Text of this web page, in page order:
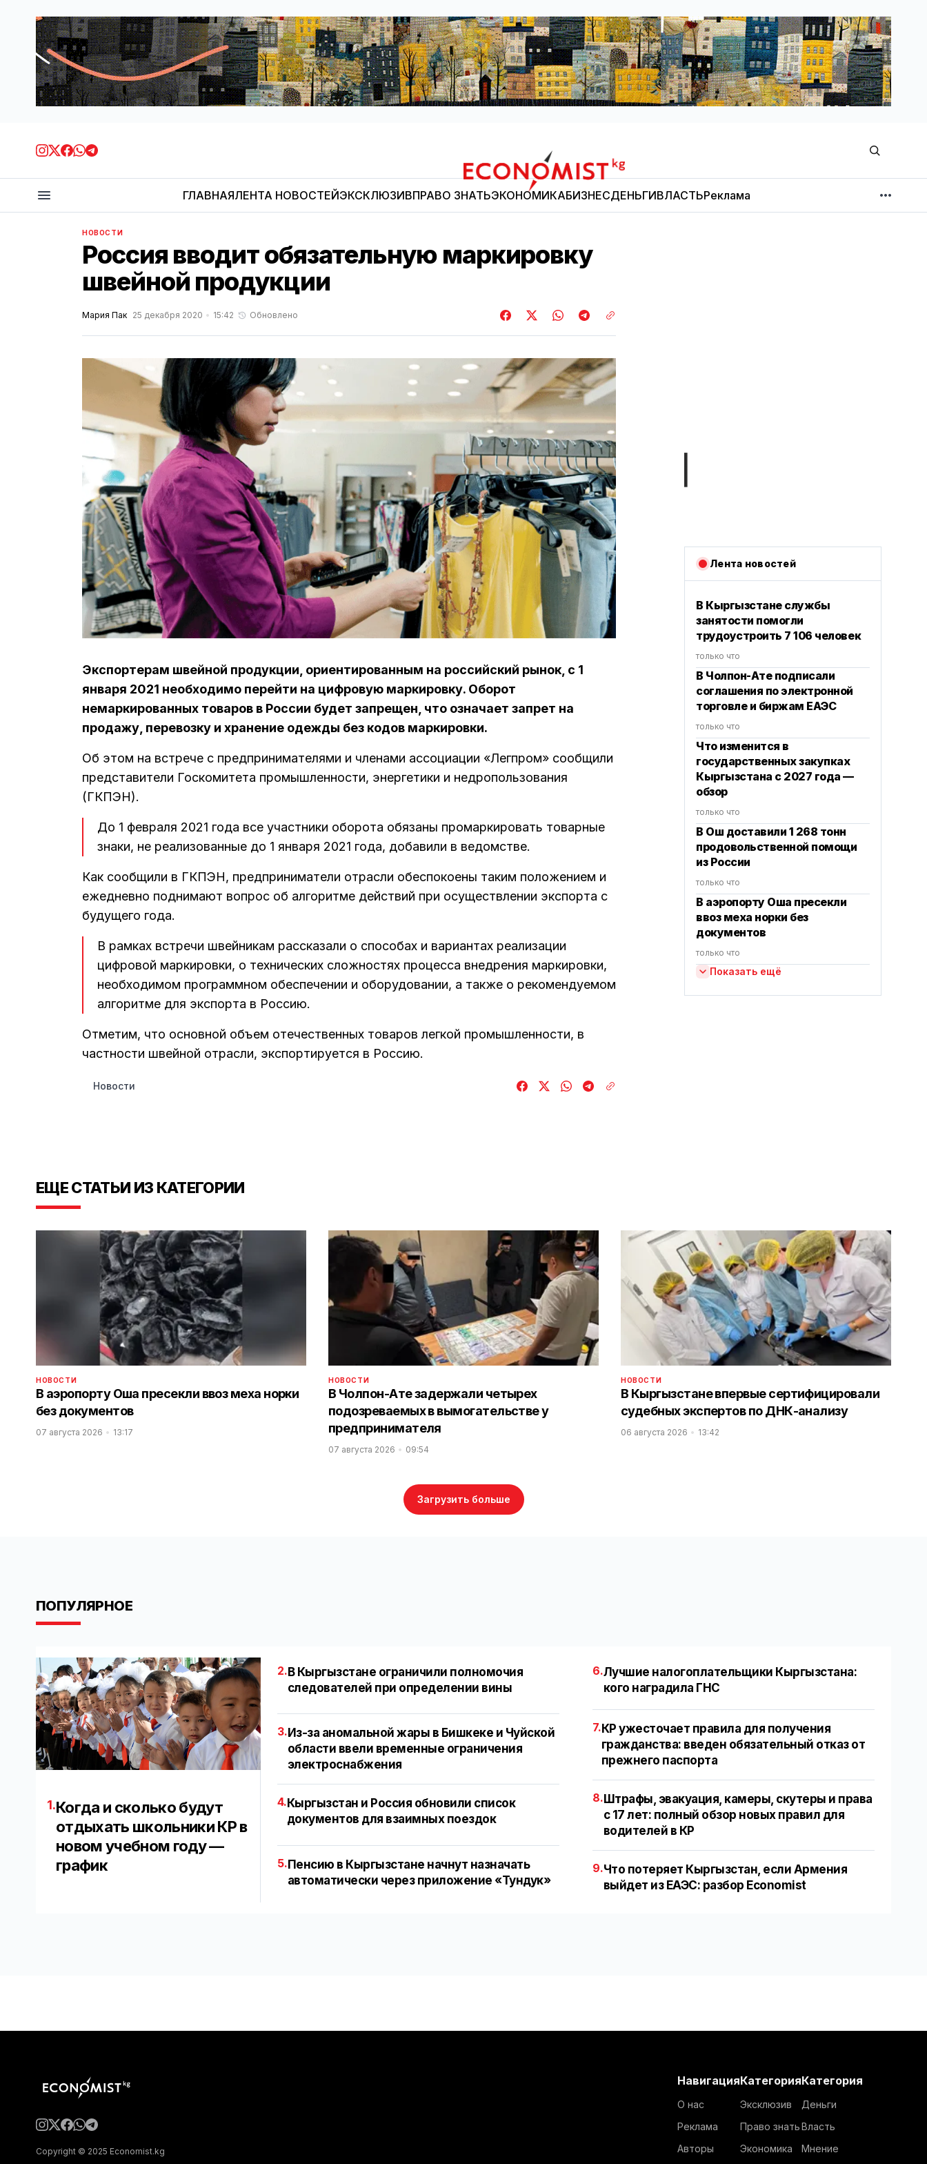
Economist.kg
ГЛАВНАЯЛЕНТА НОВОСТЕЙЭКСКЛЮЗИВПРАВО ЗНАТЬЭКОНОМИКАБИЗНЕСДЕНЬГИВЛАСТЬРеклама
МНЕНИЕ
НОВОСТИ
Россия вводит обязательную маркировку
швейной продукции
Мария Пак 25 декабря 2020 15:42 Обновлено
Экспортерам швейной продукции, ориентированным на российский рынок, с 1
января 2021 необходимо перейти на цифровую маркировку. Оборот
немаркированных товаров в России будет запрещен, что означает запрет на
продажу, перевозку и хранение одежды без кодов маркировки.
Об этом на встрече с предпринимателями и членами ассоциации «Легпром» сообщили
представители Госкомитета промышленности, энергетики и недропользования
(ГКПЭН).
До 1 февраля 2021 года все участники оборота обязаны промаркировать товарные
знаки, не реализованные до 1 января 2021 года, добавили в ведомстве.
Как сообщили в ГКПЭН, предприниматели отрасли обеспокоены таким положением и
ежедневно поднимают вопрос об алгоритме действий при осуществлении экспорта с
будущего года.
В рамках встречи швейникам рассказали о способах и вариантах реализации
цифровой маркировки, о технических сложностях процесса внедрения маркировки,
необходимом программном обеспечении и оборудовании, а также о рекомендуемом
алгоритме для экспорта в Россию.
Отметим, что основной объем отечественных товаров легкой промышленности, в
частности швейной отрасли, экспортируется в Россию.
Новости
Лента новостей
В Кыргызстане службы
занятости помогли
трудоустроить 7 106 человек
только что
В Чолпон-Ате подписали
соглашения по электронной
торговле и биржам ЕАЭС
только что
Что изменится в
государственных закупках
Кыргызстана с 2027 года —
обзор
только что
В Ош доставили 1 268 тонн
продовольственной помощи
из России
только что
В аэропорту Оша пресекли
ввоз меха норки без
документов
только что
Показать ещё
ЕЩЕ СТАТЬИ ИЗ КАТЕГОРИИ
НОВОСТИ
В аэропорту Оша пресекли ввоз меха норки
без документов
07 августа 2026 13:17
НОВОСТИ
В Чолпон-Ате задержали четырех
подозреваемых в вымогательстве у
предпринимателя
07 августа 2026 09:54
НОВОСТИ
В Кыргызстане впервые сертифицировали
судебных экспертов по ДНК-анализу
06 августа 2026 13:42
Загрузить больше
ПОПУЛЯРНОЕ
1.Когда и сколько будут
отдыхать школьники КР в
новом учебном году —
график
2.В Кыргызстане ограничили полномочия
следователей при определении вины
3. Из-за аномальной жары в Бишкеке и Чуйской
области ввели временные ограничения
электроснабжения
4. Кыргызстан и Россия обновили список
документов для взаимных поездок
5.Пенсию в Кыргызстане начнут назначать
автоматически через приложение «Тундук»
6.Лучшие налогоплательщики Кыргызстана:
кого наградила ГНС
7.КР ужесточает правила для получения
гражданства: введен обязательный отказ от
прежнего паспорта
8.Штрафы, эвакуация, камеры, скутеры и права
с 17 лет: полный обзор новых правил для
водителей в КР
9.Что потеряет Кыргызстан, если Армения
выйдет из ЕАЭС: разбор Economist
Copyright © 2025 Economist.kg
Навигация
О нас
Реклама
Авторы
Категория
Эксклюзив
Право знать
Экономика
Категория
Деньги
Власть
Мнение